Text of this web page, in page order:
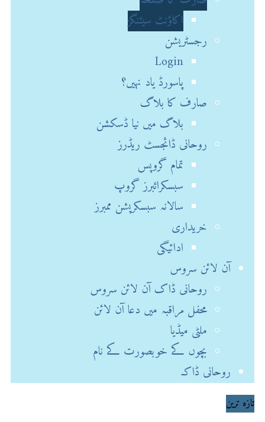
اکاؤنٹ سیٹنگز
رجسٹریشن
Login
پاسورڈ یاد نہیں؟
صارف کا بلاگ
بلاگ میں نیا ڈسکشن
روحانی ڈائجسٹ ریڈرز
تمام گروپس
سبسکرائبرز گروپ
سالانہ سبسکرپشن ممبرز
خریداری
ادائیگی
آن لائن سروس
روحانی ڈاک آن لائن سروس
محفل مراقبہ میں دعا آن لائن
ملٹی میڈیا
بچوں کے خوبصورت کے نام
روحانی ڈاکـ
تازہ ترین